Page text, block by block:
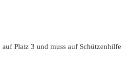
Platz 3 und muss auf Schützenhilfe